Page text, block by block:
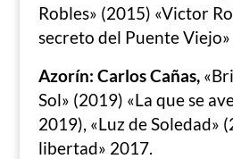
Robles» (2015) «Victor
secreto del Puente
Azorín: Carlos Cañas,
Sol» (2019) «La que se
2019), «Luz de Soledad»
libertad» 2017.